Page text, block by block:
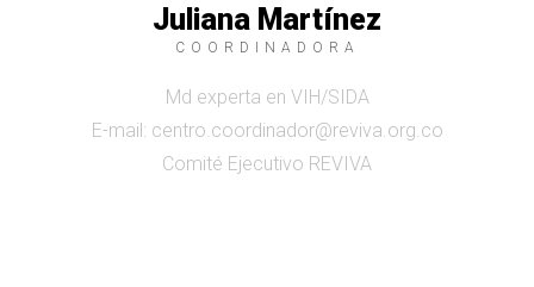
Juliana Martínez
COORDINADORA
Md experta en VIH/SIDA
E-mail: centro.coordinador@reviva.org.co
Comité Ejecutivo REVIVA